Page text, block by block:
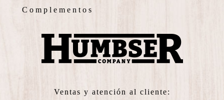
Complementos
Ventas y atención al cliente: